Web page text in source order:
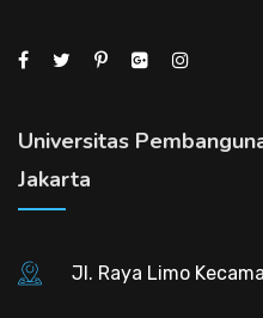
Universitas
Jakarta
Jl. Raya Limo